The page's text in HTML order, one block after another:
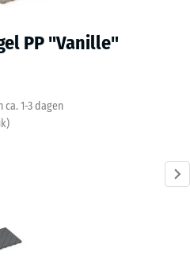
PP "Vanille"
ca. 1-3 dagen